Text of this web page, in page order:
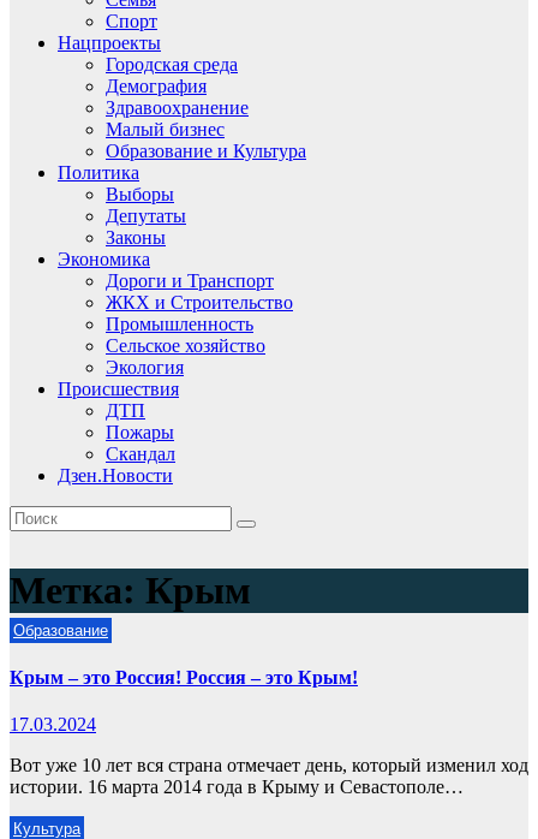
Спорт
Нацпроекты
Городская среда
Демография
Здравоохранение
Малый бизнес
Образование и Культура
Политика
Выборы
Депутаты
Законы
Экономика
Дороги и Транспорт
ЖКХ и Строительство
Промышленность
Сельское хозяйство
Экология
Происшествия
ДТП
Пожары
Скандал
Дзен.Новости
Метка: Крым
Образование
Крым – это Россия! Россия – это Крым!
17.03.2024
Вот уже 10 лет вся страна отмечает день, который изменил ход
истории. 16 марта 2014 года в Крыму и Севастополе…
Культура